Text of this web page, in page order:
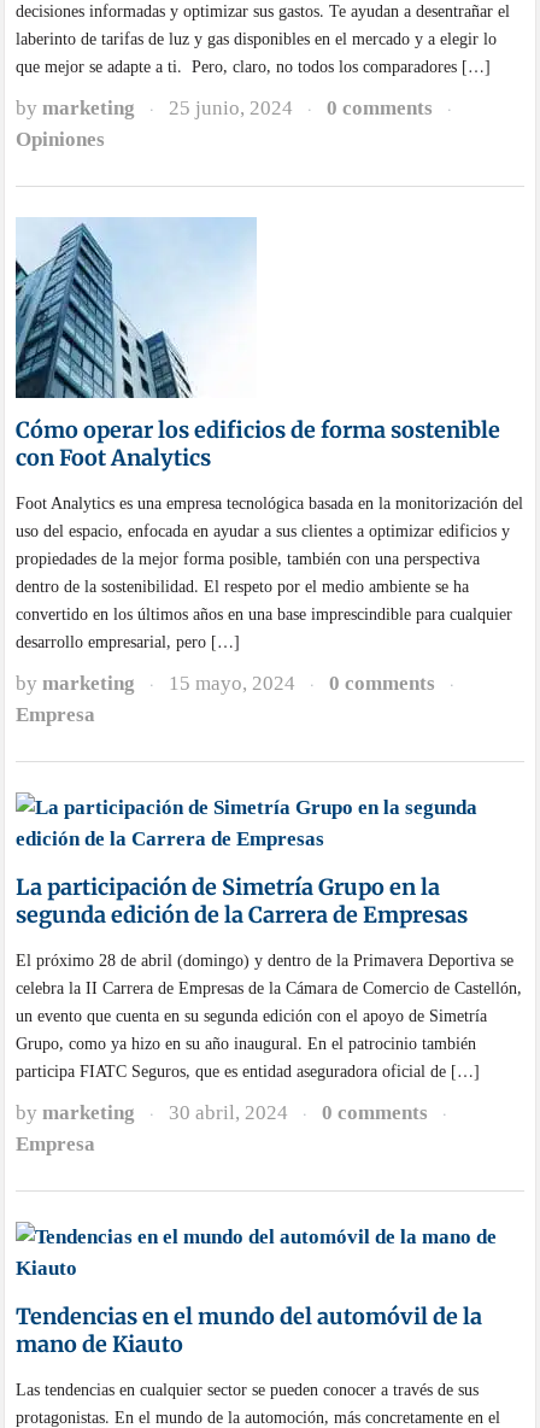
decisiones informadas y optimizar sus gastos. Te ayudan a desentrañar el
laberinto de tarifas de luz y gas disponibles en el mercado y a elegir lo
que mejor se adapte a ti. Pero, claro, no todos los comparadores […]
bymarketing · 25 junio, 2024 · 0 comments ·
Opiniones
Cómo operar los edificios de forma sostenible
con Foot Analytics
Foot Analytics es una empresa tecnológica basada en la monitorización del
uso del espacio, enfocada en ayudar a sus clientes a optimizar edificios y
propiedades de la mejor forma posible, también con una perspectiva
dentro de la sostenibilidad. El respeto por el medio ambiente se ha
convertido en los últimos años en una base imprescindible para cualquier
desarrollo empresarial, pero […]
bymarketing · 15 mayo, 2024 · 0 comments ·
Empresa
La participación de Simetría Grupo en la
segunda edición de la Carrera de Empresas
El próximo 28 de abril (domingo) y dentro de la Primavera Deportiva se
celebra la II Carrera de Empresas de la Cámara de Comercio de Castellón,
un evento que cuenta en su segunda edición con el apoyo de Simetría
Grupo, como ya hizo en su año inaugural. En el patrocinio también
participa FIATC Seguros, que es entidad aseguradora oficial de […]
bymarketing · 30 abril, 2024 · 0 comments ·
Empresa
Tendencias en el mundo del automóvil de la
mano de Kiauto
Las tendencias en cualquier sector se pueden conocer a través de sus
protagonistas. En el mundo de la automoción, más concretamente en el